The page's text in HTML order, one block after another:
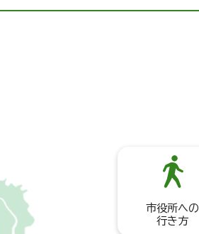
市役所への
行き方